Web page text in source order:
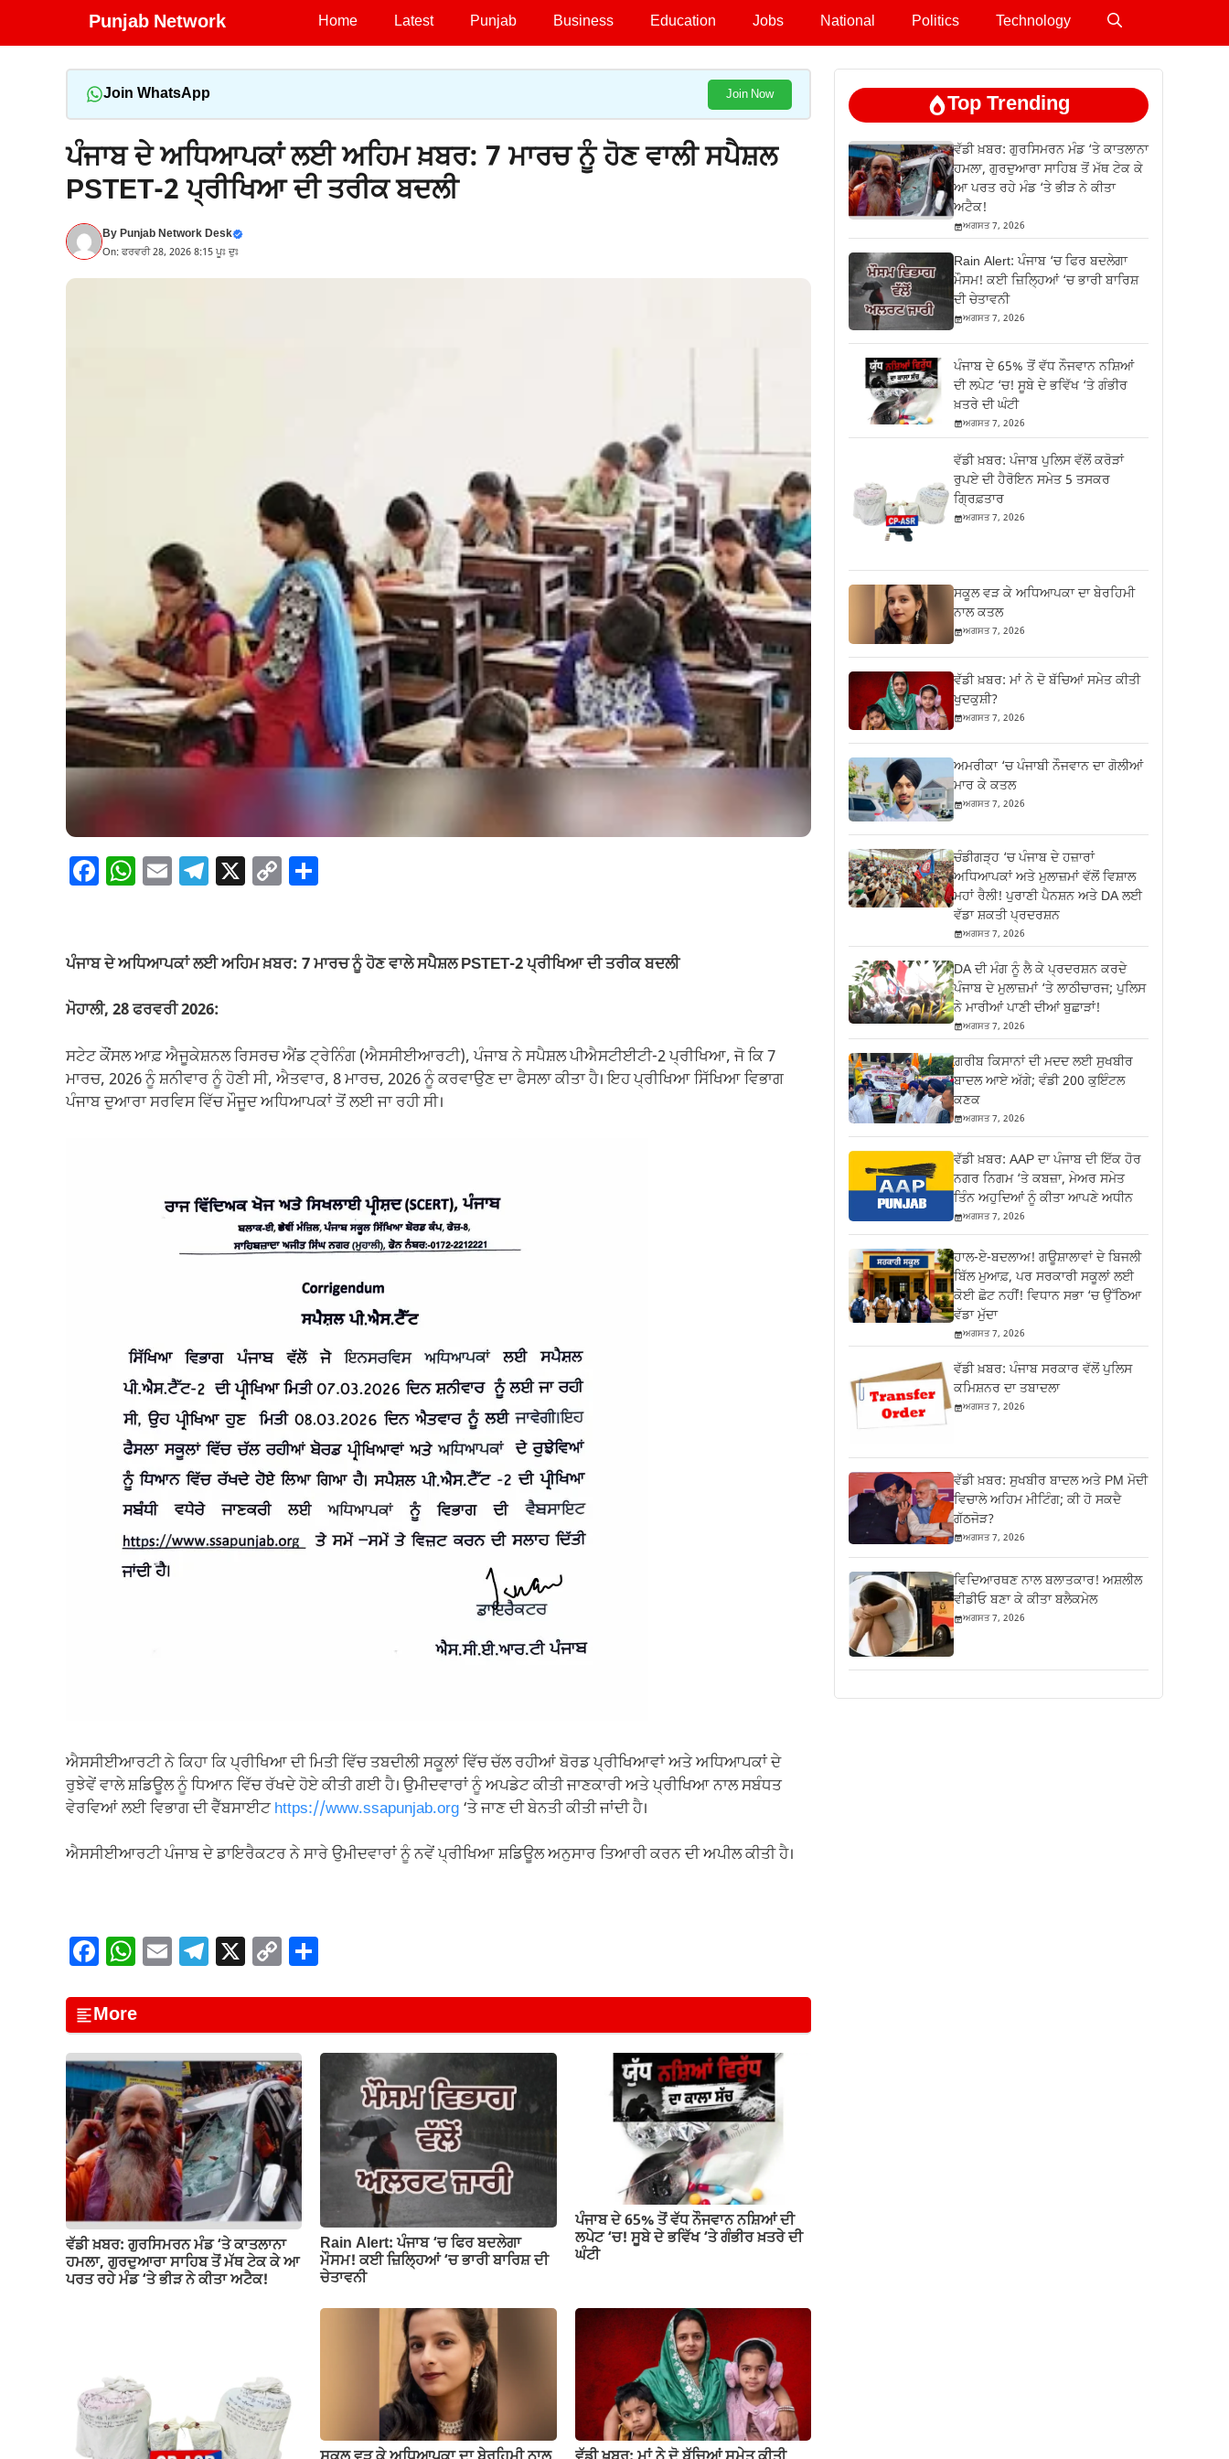
Punjab Network Home Latest Punjab Business Education Jobs National Politics Technology
Join WhatsApp Join Now
ਪੰਜਾਬ ਦੇ ਅਧਿਆਪਕਾਂ ਲਈ ਅਹਿਮ ਖ਼ਬਰ: 7 ਮਾਰਚ ਨੂੰ ਹੋਣ ਵਾਲੀ ਸਪੈਸ਼ਲ
PSTET-2 ਪ੍ਰੀਖਿਆ ਦੀ ਤਰੀਕ ਬਦਲੀ
ByPunjab Network Desk
On: ਫਰਵਰੀ 28, 2026 8:15 ਪੂਃ ਦੁਃ
F
e
o
o
k
W
s
p
p
E T
gr
m
X C
y
k
e
ਪੰਜਾਬ ਦੇ ਅਧਿਆਪਕਾਂ ਲਈ ਅਹਿਮ ਖ਼ਬਰ: 7 ਮਾਰਚ ਨੂੰ ਹੋਣ ਵਾਲੇ ਸਪੈਸ਼ਲ PSTET-2 ਪ੍ਰੀਖਿਆ ਦੀ ਤਰੀਕ ਬਦਲੀ
ਮੋਹਾਲੀ, 28 ਫਰਵਰੀ 2026:
ਸਟੇਟ ਕੌਂਸਲ ਆਫ਼ ਐਜੂਕੇਸ਼ਨਲ ਰਿਸਰਚ ਐਂਡ ਟ੍ਰੇਨਿੰਗ (ਐਸਸੀਈਆਰਟੀ), ਪੰਜਾਬ ਨੇ ਸਪੈਸ਼ਲ ਪੀਐਸਟੀਈਟੀ-2 ਪ੍ਰੀਖਿਆ, ਜੋ ਕਿ 7
ਮਾਰਚ, 2026 ਨੂੰ ਸ਼ਨੀਵਾਰ ਨੂੰ ਹੋਣੀ ਸੀ, ਐਤਵਾਰ, 8 ਮਾਰਚ, 2026 ਨੂੰ ਕਰਵਾਉਣ ਦਾ ਫੈਸਲਾ ਕੀਤਾ ਹੈ। ਇਹ ਪ੍ਰੀਖਿਆ ਸਿੱਖਿਆ ਵਿਭਾਗ
ਪੰਜਾਬ ਦੁਆਰਾ ਸਰਵਿਸ ਵਿੱਚ ਮੌਜੂਦ ਅਧਿਆਪਕਾਂ ਤੋਂ ਲਈ ਜਾ ਰਹੀ ਸੀ।
ਐਸਸੀਈਆਰਟੀ ਨੇ ਕਿਹਾ ਕਿ ਪ੍ਰੀਖਿਆ ਦੀ ਮਿਤੀ ਵਿੱਚ ਤਬਦੀਲੀ ਸਕੂਲਾਂ ਵਿੱਚ ਚੱਲ ਰਹੀਆਂ ਬੋਰਡ ਪ੍ਰੀਖਿਆਵਾਂ ਅਤੇ ਅਧਿਆਪਕਾਂ ਦੇ
ਰੁਝੇਵੇਂ ਵਾਲੇ ਸ਼ਡਿਊਲ ਨੂੰ ਧਿਆਨ ਵਿੱਚ ਰੱਖਦੇ ਹੋਏ ਕੀਤੀ ਗਈ ਹੈ। ਉਮੀਦਵਾਰਾਂ ਨੂੰ ਅਪਡੇਟ ਕੀਤੀ ਜਾਣਕਾਰੀ ਅਤੇ ਪ੍ਰੀਖਿਆ ਨਾਲ ਸਬੰਧਤ
ਵੇਰਵਿਆਂ ਲਈ ਵਿਭਾਗ ਦੀ ਵੈੱਬਸਾਈਟhttps://www.ssapunjab.org ‘ਤੇ ਜਾਣ ਦੀ ਬੇਨਤੀ ਕੀਤੀ ਜਾਂਦੀ ਹੈ।
ਐਸਸੀਈਆਰਟੀ ਪੰਜਾਬ ਦੇ ਡਾਇਰੈਕਟਰ ਨੇ ਸਾਰੇ ਉਮੀਦਵਾਰਾਂ ਨੂੰ ਨਵੇਂ ਪ੍ਰੀਖਿਆ ਸ਼ਡਿਊਲ ਅਨੁਸਾਰ ਤਿਆਰੀ ਕਰਨ ਦੀ ਅਪੀਲ ਕੀਤੀ ਹੈ।
F
c
e
b
o
o
k
W
at
s
A
p
p
E
ail
T
e
gr
a
m
X C
p
y
Li
n
k
ar
e
More
ਵੱਡੀ ਖ਼ਬਰ: ਗੁਰਸਿਮਰਨ ਮੰਡ ‘ਤੇ ਕਾਤਲਾਨਾ
ਹਮਲਾ, ਗੁਰਦੁਆਰਾ ਸਾਹਿਬ ਤੋਂ ਮੱਥ ਟੇਕ ਕੇ ਆ
ਪਰਤ ਰਹੇ ਮੰਡ ‘ਤੇ ਭੀੜ ਨੇ ਕੀਤਾ ਅਟੈਕ!
Rain Alert: ਪੰਜਾਬ ‘ਚ ਫਿਰ ਬਦਲੇਗਾ
ਮੌਸਮ! ਕਈ ਜ਼ਿਲ੍ਹਿਆਂ ‘ਚ ਭਾਰੀ ਬਾਰਿਸ਼ ਦੀ
ਚੇਤਾਵਨੀ
ਪੰਜਾਬ ਦੇ 65% ਤੋਂ ਵੱਧ ਨੌਜਵਾਨ ਨਸ਼ਿਆਂ ਦੀ
ਲਪੇਟ ‘ਚ! ਸੂਬੇ ਦੇ ਭਵਿੱਖ ‘ਤੇ ਗੰਭੀਰ ਖ਼ਤਰੇ ਦੀ
ਘੰਟੀ
Top Trending
ਵੱਡੀ ਖ਼ਬਰ: ਗੁਰਸਿਮਰਨ ਮੰਡ ‘ਤੇ ਕਾਤਲਾਨਾ
ਹਮਲਾ, ਗੁਰਦੁਆਰਾ ਸਾਹਿਬ ਤੋਂ ਮੱਥ ਟੇਕ ਕੇ
ਆ ਪਰਤ ਰਹੇ ਮੰਡ ‘ਤੇ ਭੀੜ ਨੇ ਕੀਤਾ
ਅਟੈਕ!
ਅਗਸਤ 7, 2026
Rain Alert: ਪੰਜਾਬ ‘ਚ ਫਿਰ ਬਦਲੇਗਾ
ਮੌਸਮ! ਕਈ ਜ਼ਿਲ੍ਹਿਆਂ ‘ਚ ਭਾਰੀ ਬਾਰਿਸ਼
ਦੀ ਚੇਤਾਵਨੀ
ਅਗਸਤ 7, 2026
ਪੰਜਾਬ ਦੇ 65% ਤੋਂ ਵੱਧ ਨੌਜਵਾਨ ਨਸ਼ਿਆਂ
ਦੀ ਲਪੇਟ ‘ਚ! ਸੂਬੇ ਦੇ ਭਵਿੱਖ ‘ਤੇ ਗੰਭੀਰ
ਖ਼ਤਰੇ ਦੀ ਘੰਟੀ
ਅਗਸਤ 7, 2026
ਵੱਡੀ ਖ਼ਬਰ: ਪੰਜਾਬ ਪੁਲਿਸ ਵੱਲੋਂ ਕਰੋੜਾਂ
ਰੁਪਏ ਦੀ ਹੈਰੋਇਨ ਸਮੇਤ 5 ਤਸਕਰ
ਗ੍ਰਿਫ਼ਤਾਰ
ਅਗਸਤ 7, 2026
ਸਕੂਲ ਵੜ ਕੇ ਅਧਿਆਪਕਾ ਦਾ ਬੇਰਹਿਮੀ
ਨਾਲ ਕਤਲ
ਅਗਸਤ 7, 2026
ਵੱਡੀ ਖ਼ਬਰ: ਮਾਂ ਨੇ ਦੋ ਬੱਚਿਆਂ ਸਮੇਤ ਕੀਤੀ
ਖੁਦਕੁਸ਼ੀ?
ਅਗਸਤ 7, 2026
ਅਮਰੀਕਾ ‘ਚ ਪੰਜਾਬੀ ਨੌਜਵਾਨ ਦਾ ਗੋਲੀਆਂ
ਮਾਰ ਕੇ ਕਤਲ
ਅਗਸਤ 7, 2026
ਚੰਡੀਗੜ੍ਹ ‘ਚ ਪੰਜਾਬ ਦੇ ਹਜ਼ਾਰਾਂ
ਅਧਿਆਪਕਾਂ ਅਤੇ ਮੁਲਾਜ਼ਮਾਂ ਵੱਲੋਂ ਵਿਸ਼ਾਲ
ਮਹਾਂ ਰੈਲੀ! ਪੁਰਾਣੀ ਪੈਨਸ਼ਨ ਅਤੇ DA ਲਈ
ਵੱਡਾ ਸ਼ਕਤੀ ਪ੍ਰਦਰਸ਼ਨ
ਅਗਸਤ 7, 2026
DA ਦੀ ਮੰਗ ਨੂੰ ਲੈ ਕੇ ਪ੍ਰਦਰਸ਼ਨ ਕਰਦੇ
ਪੰਜਾਬ ਦੇ ਮੁਲਾਜ਼ਮਾਂ ‘ਤੇ ਲਾਠੀਚਾਰਜ; ਪੁਲਿਸ
ਨੇ ਮਾਰੀਆਂ ਪਾਣੀ ਦੀਆਂ ਬੁਛਾੜਾਂ!
ਅਗਸਤ 7, 2026
ਗ਼ਰੀਬ ਕਿਸਾਨਾਂ ਦੀ ਮਦਦ ਲਈ ਸੁਖਬੀਰ
ਬਾਦਲ ਆਏ ਅੱਗੇ; ਵੰਡੀ 200 ਕੁਇੰਟਲ
ਕਣਕ
ਅਗਸਤ 7, 2026
ਵੱਡੀ ਖ਼ਬਰ: AAP ਦਾ ਪੰਜਾਬ ਦੀ ਇੱਕ ਹੋਰ
ਨਗਰ ਨਿਗਮ ‘ਤੇ ਕਬਜ਼ਾ, ਮੇਅਰ ਸਮੇਤ
ਤਿੰਨ ਅਹੁਦਿਆਂ ਨੂੰ ਕੀਤਾ ਆਪਣੇ ਅਧੀਨ
ਅਗਸਤ 7, 2026
ਹਾਲ-ਏ-ਬਦਲਾਅ! ਗਊਸ਼ਾਲਾਵਾਂ ਦੇ ਬਿਜਲੀ
ਬਿੱਲ ਮੁਆਫ਼, ਪਰ ਸਰਕਾਰੀ ਸਕੂਲਾਂ ਲਈ
ਕੋਈ ਛੋਟ ਨਹੀਂ! ਵਿਧਾਨ ਸਭਾ ‘ਚ ਉੱਠਿਆ
ਵੱਡਾ ਮੁੱਦਾ
ਅਗਸਤ 7, 2026
ਵੱਡੀ ਖ਼ਬਰ: ਪੰਜਾਬ ਸਰਕਾਰ ਵੱਲੋਂ ਪੁਲਿਸ
ਕਮਿਸ਼ਨਰ ਦਾ ਤਬਾਦਲਾ
ਅਗਸਤ 7, 2026
ਵੱਡੀ ਖ਼ਬਰ: ਸੁਖਬੀਰ ਬਾਦਲ ਅਤੇ PM ਮੋਦੀ
ਵਿਚਾਲੇ ਅਹਿਮ ਮੀਟਿੰਗ; ਕੀ ਹੋ ਸਕਦੈ
ਗੱਠਜੋੜ?
ਅਗਸਤ 7, 2026
ਵਿਦਿਆਰਥਣ ਨਾਲ ਬਲਾਤਕਾਰ! ਅਸ਼ਲੀਲ
ਵੀਡੀਓ ਬਣਾ ਕੇ ਕੀਤਾ ਬਲੈਕਮੇਲ
ਅਗਸਤ 7, 2026